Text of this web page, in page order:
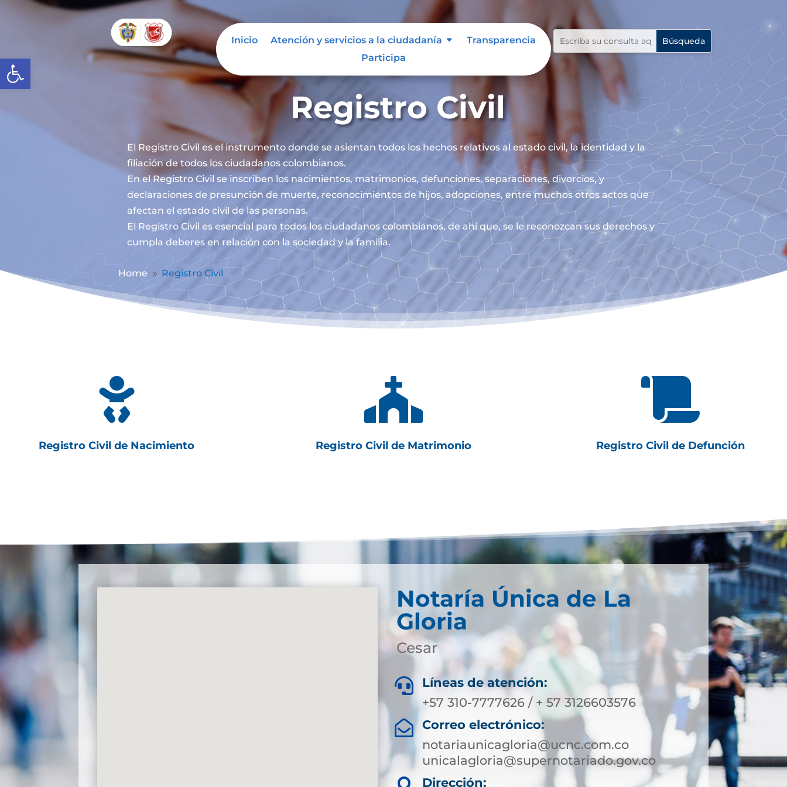
Abrir barra de herramientas
Inicio Atención y servicios a la ciudadanía
Transparencia
Participa
Registro Civil
El Registro Civil es el instrumento donde se asientan todos los hechos relativos al estado civil, la identidad y la
filiación de todos los ciudadanos colombianos.
En el Registro Civil se inscriben los nacimientos, matrimonios, defunciones, separaciones, divorcios, y
declaraciones de presunción de muerte, reconocimientos de hijos, adopciones, entre muchos otros actos que
afectan el estado civil de las personas.
El Registro Civil es esencial para todos los ciudadanos colombianos, de ahí que, se le reconozcan sus derechos y
cumpla deberes en relación con la sociedad y la familia.
Home 9 Registro Civil

Registro Civil de Nacimiento

Registro Civil de Matrimonio

Registro Civil de Defunción
Notaría Única de La
Gloria
Cesar

Líneas de atención:
+57 310-7777626 / + 57 3126603576

Correo electrónico:
notariaunicagloria@ucnc.com.co
unicalagloria@supernotariado.gov.co
Dirección: